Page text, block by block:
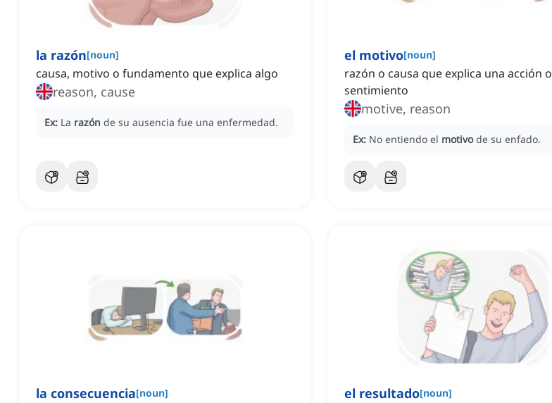
la razón[noun]
causa, motivo o fundamento que explica algo
reason, cause
Ex: La razón de su ausencia fue una enfermedad.
el motivo[noun]
razón o causa que explica una acción o
sentimiento
motive, reason
Ex: No entiendo el motivo de su enfado.
la consecuencia[noun] el resultado[noun]